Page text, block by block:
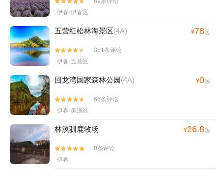
伊春·伊春区
五营红松林海景区(4A) ¥78起


361条评论
伊春·五营区
回龙湾国家森林公园(4A) ¥0起


66条评论
伊春·美溪区
林溪驯鹿牧场 ¥26.8起


0条评论
伊春